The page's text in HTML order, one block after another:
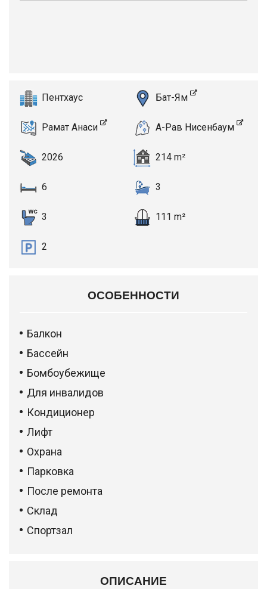
Пентхаус Бат-Ям
Рамат Анаси А-Рав Нисенбаум
2026 214 m²
6 3
3 111 m²
2
ОСОБЕННОСТИ
Балкон
Бассейн
Бомбоубежище
Для инвалидов
Кондиционер
Лифт
Охрана
Парковка
После ремонта
Склад
Спортзал
ОПИСАНИЕ